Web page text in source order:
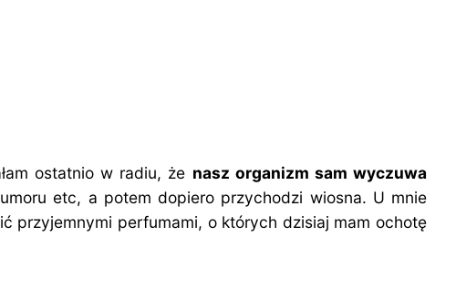
ostatnio w radiu, że nasz organizm sam wyczuwa
etc, a potem dopiero przychodzi wiosna. U mnie
przyjemnymi perfumami, o których dzisiaj mam ochotę